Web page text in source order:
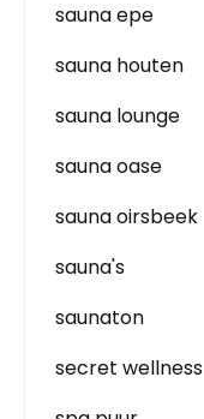
sauna epe
sauna houten
sauna lounge
sauna oase
sauna oirsbeek
sauna's
saunaton
secret wellness